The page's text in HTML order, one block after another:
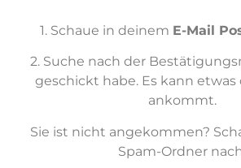
1. Schaue in deinem E-Mail
2. Suche nach der
geschickt habe. Es kann etwas
ankommt.
Sie ist nicht angekommen?
Spam-Ordner